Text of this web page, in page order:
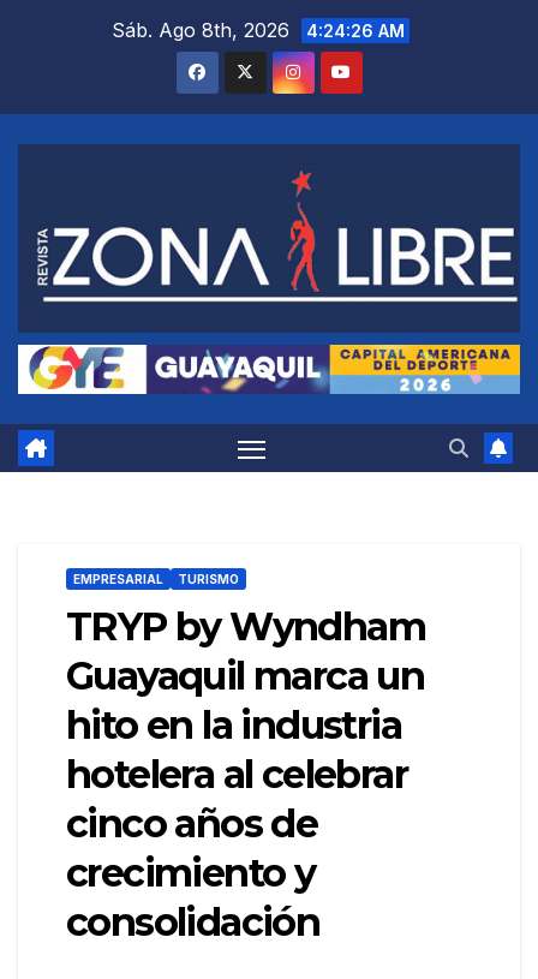
Sáb. Ago 8th, 2026 4:24:27 AM
EMPRESARIAL TURISMO
TRYP by Wyndham
Guayaquil marca un
hito en la industria
hotelera al celebrar
cinco años de
crecimiento y
consolidación